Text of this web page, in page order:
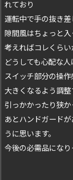
れており
運転中で手の抜き差
隙間風はちょっと
考えればコレくら
どうしても心配な
スイッチ部分の操
大きくなるよう調整
引っかかったり狭
あとハンドガード
うに思います。
今後の必需品になり